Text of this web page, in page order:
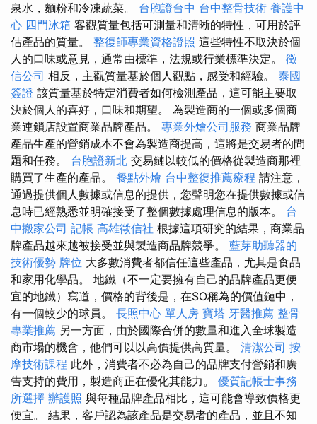
泉水，麵粉和冷凍蔬菜。 台胞證台中 台中整骨技術 養護中
心 四門冰箱 客觀質量包括可測量和清晰的特性，可用於評
估產品的質量。 整復師專業資格證照 這些特性不取決於個
人的口味或意見，通常由標準，法規或行業標準決定。 徵
信公司 相反，主觀質量基於個人觀點，感受和經驗。 泰國
簽證 該質量基於特定消費者如何檢測產品，這可能主要取
決於個人的喜好，口味和期望。 為製造商的一個或多個商
業連鎖店設置商業品牌產品。 專業外燴公司服務 商業品牌
產品生產的營銷成本不會為製造商提高，這將是交易者的問
題和任務。 台胞證新北 交易鏈以較低的價格從製造商那裡
購買了生產的產品。 餐點外燴 台中整復推薦療程 請注意，
通過提供個人數據或信息的提供，您聲明您在提供數據或信
息時已經熟悉並明確接受了整個數據處理信息的版本。 台
中搬家公司 記帳 高雄徵信社 根據這項研究的結果，商業品
牌產品越來越被接受並與製造商品牌競爭。 藍芽助聽器的
技術優勢 牌位 大多數消費者都信任這些產品，尤其是食品
和家用化學品。 地鐵（不一定要擁有自己的品牌產品更便
宜的地鐵）寫道，價格的背後是，在SO稱為的價值鏈中，
有一個較少的球員。 長照中心 單人房 寶塔 牙醫推薦 整骨
專業推薦 另一方面，由於國際合併的數量和進入全球製造
商市場的機會，他們可以以高價提供高質量。 清潔公司 按
摩技術課程 此外，消費者不必為自己的品牌支付營銷和廣
告支持的費用，製造商正在優化其能力。 優質記帳士事務
所選擇 辦護照 與每種品牌產品相比，這可能會導致價格更
便宜。 結果，客戶認為該產品是交易者的產品，並且不知